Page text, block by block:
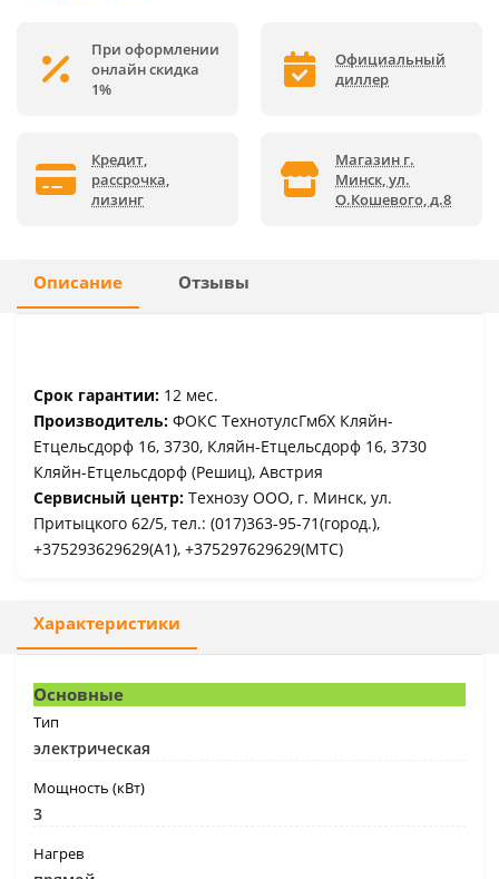
При оформлении
онлайн скидка
1%
Официальный
диллер
Кредит,
рассрочка,
лизинг
Магазин г.
Минск, ул.
О.Кошевого, д.8
Описание Отзывы
Срок гарантии: 12 мес.
Производитель: ФОКС ТехнотулсГмбХ Кляйн-
Етцельсдорф 16, 3730, Кляйн-Етцельсдорф 16, 3730
Кляйн-Етцельсдорф (Решиц), Австрия
Сервисный центр: Технозу ООО, г. Минск, ул.
Притыцкого 62/5, тел.: (017)363-95-71(город.),
+375293629629(A1), +375297629629(МТС)
Характеристики
Основные
Тип
электрическая
Мощность (кВт)
3
Нагрев